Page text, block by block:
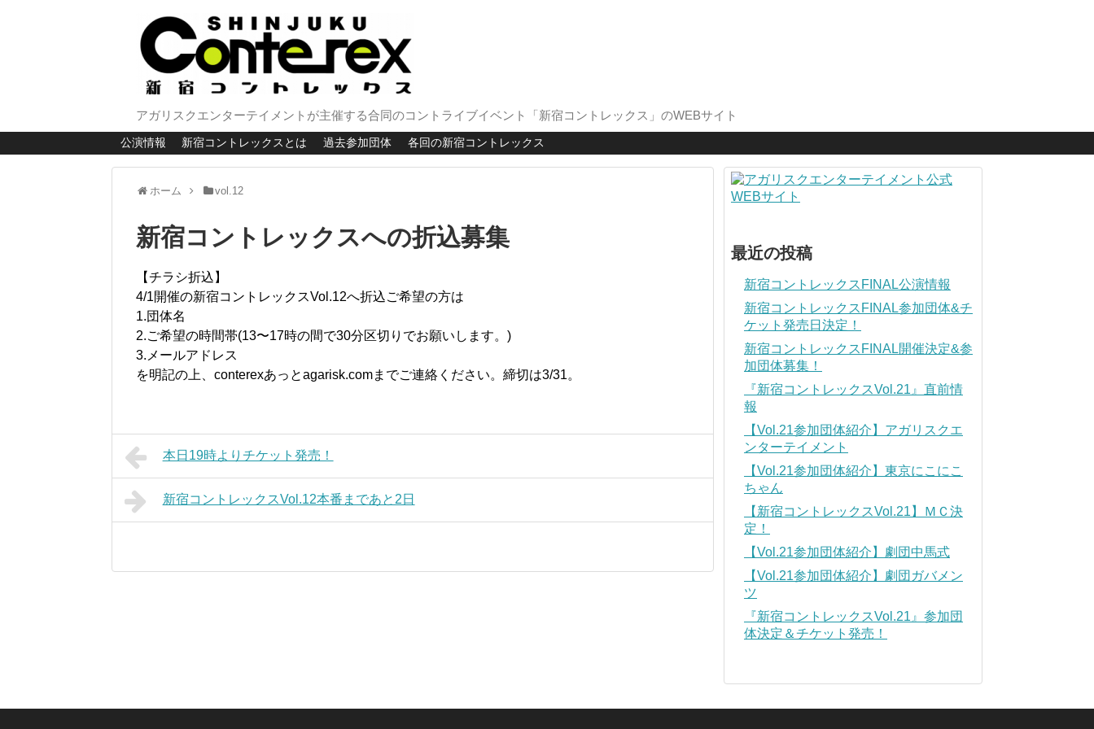
アガリスクエンターテイメントが主催する合同のコントライブイベント「新宿コントレックス」のWEBサイト
公演情報 新宿コントレックスとは 過去参加団体 各回の新宿コントレックス
ホーム vol.12
新宿コントレックスへの折込募集
【チラシ折込】
4/1開催の新宿コントレックスVol.12へ折込ご希望の方は
1.団体名
2.ご希望の時間帯(13〜17時の間で30分区切りでお願いします。)
3.メールアドレス
を明記の上、conterexあっとagarisk.comまでご連絡ください。締切は3/31。
本日19時よりチケット発売！
新宿コントレックスVol.12本番まであと2日
最近の投稿
新宿コントレックスFINAL公演情報
新宿コントレックスFINAL参加団体&チ
ケット発売日決定！
新宿コントレックスFINAL開催決定&参
加団体募集！
『新宿コントレックスVol.21』直前情
報
【Vol.21参加団体紹介】アガリスクエ
ンターテイメント
【Vol.21参加団体紹介】東京にこにこ
ちゃん
【新宿コントレックスVol.21】ＭＣ決
定！
【Vol.21参加団体紹介】劇団中馬式
【Vol.21参加団体紹介】劇団ガバメン
ツ
『新宿コントレックスVol.21』参加団
体決定＆チケット発売！